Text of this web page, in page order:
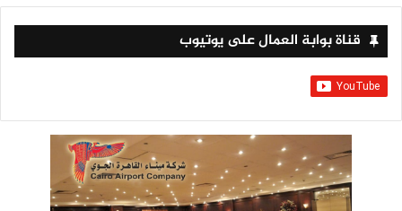
قناة بوابة العمال على يوتيوب